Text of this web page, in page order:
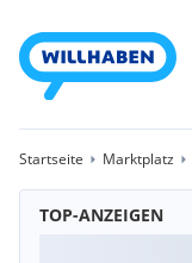
Startseite Marktplatz
TOP-ANZEIGEN